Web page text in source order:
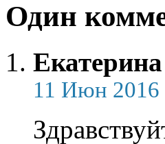
Один
Екатерина
11 Июн 2016